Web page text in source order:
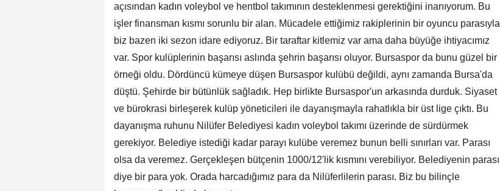
açısından kadın voleybol ve hentbol takımının desteklenmesi gerektiğini inanıyorum. Bu
işler finansman kısmı sorunlu bir alan. Mücadele ettiğimiz rakiplerinin bir oyuncu parasıyla
biz bazen iki sezon idare ediyoruz. Bir taraftar kitlemiz var ama daha büyüğe ihtiyacımız
var. Spor kulüplerinin başarısı aslında şehrin başarısı oluyor. Bursaspor da bunu güzel bir
örneği oldu. Dördüncü kümeye düşen Bursaspor kulübü değildi, aynı zamanda Bursa'da
düştü. Şehirde bir bütünlük sağladık. Hep birlikte Bursaspor'un arkasında durduk. Siyaset
ve bürokrasi birleşerek kulüp yöneticileri ile dayanışmayla rahatlıkla bir üst lige çıktı. Bu
dayanışma ruhunu Nilüfer Belediyesi kadın voleybol takımı üzerinde de sürdürmek
gerekiyor. Belediye istediği kadar parayı kulübe veremez bunun belli sınırları var. Parası
olsa da veremez. Gerçekleşen bütçenin 1000/12'lik kısmını verebiliyor. Belediyenin parası
diye bir para yok. Orada harcadığımız para da Nilüferlilerin parası. Biz bu bilinçle